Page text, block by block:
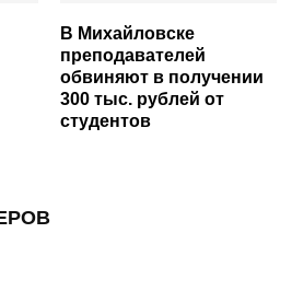
В Михайловске
преподавателей
обвиняют в получении
300 тыс. рублей от
студентов